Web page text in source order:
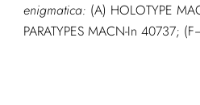
enigmatica: (A) HOLOTYPE
PARATYPES MACN-In 40737;